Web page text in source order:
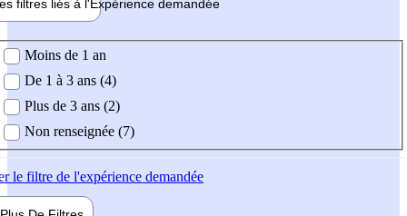
filtres liés à l'Expérience demandée
demandée
Moins de 1 an
De 1 à 3 ans (4)
Plus de 3 ans (2)
Non renseignée (7)
le filtre de l'expérience demandée